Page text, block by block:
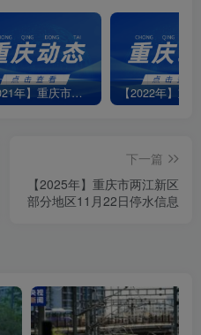
【2021年】重庆市渝北区龙平支街4号小区5月21日停水信息
下一篇
【2025年】重庆市两江新区
部分地区11月22日停水信息